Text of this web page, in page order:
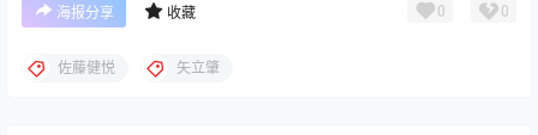
海报分享 收藏 0 0
佐藤健悦 矢立肇